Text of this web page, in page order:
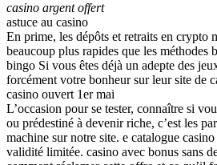
casino argent offert
astuce au casino
En prime, les dépôts et retraits en crypto
beaucoup plus rapides que les méthodes
bingo Si vous êtes déjà un adepte des
forcément votre bonheur sur leur site de
casino ouvert 1er mai
L’occasion pour se tester, connaître si
ou prédestiné à devenir riche, c’est les
machine sur notre site. e catalogue
validité limitée. casino avec bonus sans